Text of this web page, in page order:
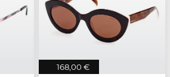
168,00 €